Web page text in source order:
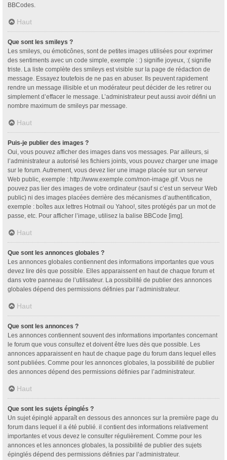
BBCodes.
Haut
Que sont les smileys ?
Les smileys, ou émoticônes, sont de petites images utilisées pour exprimer
des sentiments avec un code simple, exemple : :) signifie joyeux, :( signifie
triste. La liste complète des smileys est visible sur la page de rédaction de
message. Essayez toutefois de ne pas en abuser. Ils peuvent rapidement
rendre un message illisible et un modérateur peut décider de les retirer ou
simplement d’effacer le message. L’administrateur peut aussi avoir défini un
nombre maximum de smileys par message.
Haut
Puis-je publier des images ?
Oui, vous pouvez afficher des images dans vos messages. Par ailleurs, si
l’administrateur a autorisé les fichiers joints, vous pouvez charger une image
sur le forum. Autrement, vous devez lier une image placée sur un serveur
Web public, exemple : http://www.exemple.com/mon-image.gif. Vous ne
pouvez pas lier des images de votre ordinateur (sauf si c’est un serveur Web
public) ni des images placées derrière des mécanismes d’authentification,
exemple : boîtes aux lettres Hotmail ou Yahoo!, sites protégés par un mot de
passe, etc. Pour afficher l’image, utilisez la balise BBCode [img].
Haut
Que sont les annonces globales ?
Les annonces globales contiennent des informations importantes que vous
devez lire dès que possible. Elles apparaissent en haut de chaque forum et
dans votre panneau de l’utilisateur. La possibilité de publier des annonces
globales dépend des permissions définies par l’administrateur.
Haut
Que sont les annonces ?
Les annonces contiennent souvent des informations importantes concernant
le forum que vous consultez et doivent être lues dès que possible. Les
annonces apparaissent en haut de chaque page du forum dans lequel elles
sont publiées. Comme pour les annonces globales, la possibilité de publier
des annonces dépend des permissions définies par l’administrateur.
Haut
Que sont les sujets épinglés ?
Un sujet épinglé apparaît en dessous des annonces sur la première page du
forum dans lequel il a été publié. il contient des informations relativement
importantes et vous devez le consulter régulièrement. Comme pour les
annonces et les annonces globales, la possibilité de publier des sujets
épinglés dépend des permissions définies par l’administrateur.